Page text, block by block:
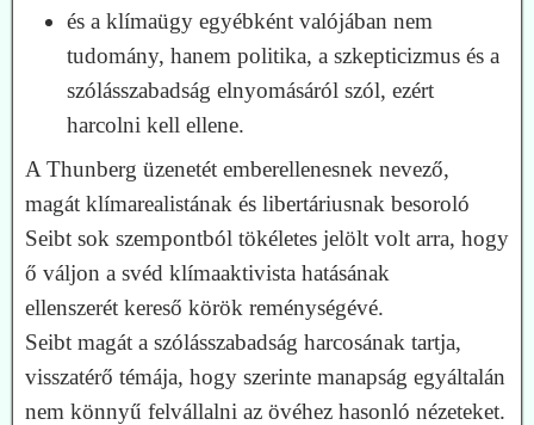
és a klímaügy egyébként valójában nem
tudomány, hanem politika, a szkepticizmus és a
szólásszabadság elnyomásáról szól, ezért
harcolni kell ellene.
A Thunberg üzenetét emberellenesnek nevező,
magát klímarealistának és libertáriusnak besoroló
Seibt sok szempontból tökéletes jelölt volt arra, hogy
ő váljon a svéd klímaaktivista hatásának
ellenszerét kereső körök reménységévé.
Seibt magát a szólásszabadság harcosának tartja,
visszatérő témája, hogy szerinte manapság egyáltalán
nem könnyű felvállalni az övéhez hasonló nézeteket.